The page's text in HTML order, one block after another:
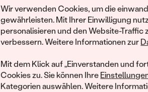
Wir verwenden Cookies, um die
gewährleisten. Mit Ihrer Einwilligung
personalisieren und den Website-Traffic
verbessern. Weitere Informationen zur
Mit dem Klick auf „Einverstanden und
Cookies zu. Sie können Ihre
Kategorien auswählen. Weitere